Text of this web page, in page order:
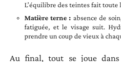
L’équilibre des teintes fait toute
Matière terne : absence de
fatiguée, et le visage suit.
prendre un coup de vieux à
Au final, tout se joue